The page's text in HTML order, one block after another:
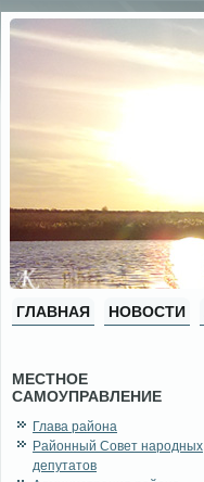
ГЛАВНАЯ НОВОСТИ
МЕСТНОЕ
САМОУПРАВЛЕНИЕ
Глава района
Районный Совет народных
депутатов